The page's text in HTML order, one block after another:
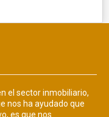
el sector inmobiliario,
nos ha ayudado que
es que nos